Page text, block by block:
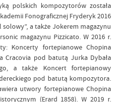
polskich kompozytorów została
Fonograficznej Fryderyk 2016
a także Jokerem magazynu
magazynu Pizzicato. W 2016 r.
Koncerty fortepianowe Chopina
Cracovia pod batutą Jurka Dybała
a także Koncert fortepianowy
pod batutą kompozytora.
utwory fortepianowe Chopina
(Erard 1858). W 2019 r.